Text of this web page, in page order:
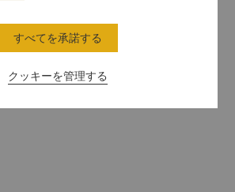
クッキーを管理する
すべてを承諾する